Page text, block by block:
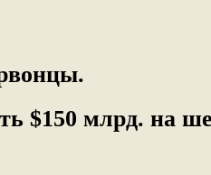
$150 млрд. на